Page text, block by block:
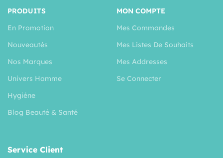
PRODUITS
En Promotion
Nouveautés
Nos Marques
Univers Homme
Hygiéne
Blog Beauté & Santé
MON COMPTE
Mes Commandes
Mes Listes De Souhaits
Mes Addresses
Se Connecter
Service Client